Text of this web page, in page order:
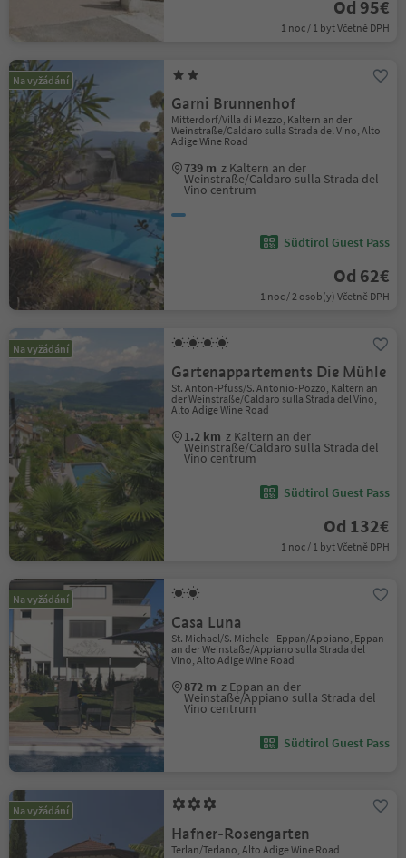
Od 95€
1 noc / 1 byt Včetně DPH
Na vyžádání
Garni Brunnenhof
Mitterdorf/Villa di Mezzo, Kaltern an der
Weinstraße/Caldaro sulla Strada del Vino, Alto
Adige Wine Road
739 m z Kaltern an der
Weinstraße/Caldaro sulla Strada del
Vino centrum
Südtirol Guest Pass
Od 62€
1 noc / 2 osob(y) Včetně DPH
Na vyžádání
Gartenappartements Die Mühle
St. Anton-Pfuss/S. Antonio-Pozzo, Kaltern an
der Weinstraße/Caldaro sulla Strada del Vino,
Alto Adige Wine Road
1.2 km z Kaltern an der
Weinstraße/Caldaro sulla Strada del
Vino centrum
Südtirol Guest Pass
Od 132€
1 noc / 1 byt Včetně DPH
Na vyžádání
Casa Luna
St. Michael/S. Michele - Eppan/Appiano, Eppan
an der Weinstaße/Appiano sulla Strada del
Vino, Alto Adige Wine Road
872 m z Eppan an der
Weinstaße/Appiano sulla Strada del
Vino centrum
Südtirol Guest Pass
Na vyžádání
Hafner-Rosengarten
Terlan/Terlano, Alto Adige Wine Road